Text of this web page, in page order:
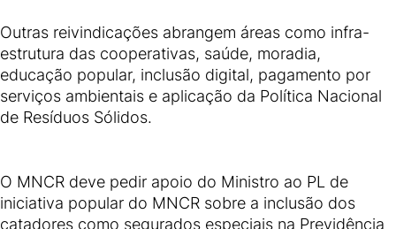
Outras reivindicações abrangem áreas como infra-
estrutura das cooperativas, saúde, moradia,
educação popular, inclusão digital, pagamento por
serviços ambientais e aplicação da Política Nacional
de Resíduos Sólidos.
O MNCR deve pedir apoio do Ministro ao PL de
iniciativa popular do MNCR sobre a inclusão dos
catadores como segurados especiais na Previdência